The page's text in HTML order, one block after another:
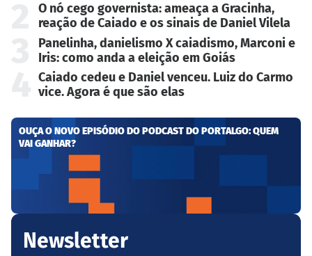
O nó cego governista: ameaça a Gracinha,
reação de Caiado e os sinais de Daniel Vilela
Panelinha, danielismo X caiadismo, Marconi e
Iris: como anda a eleição em Goiás
Caiado cedeu e Daniel venceu. Luiz do Carmo
vice. Agora é que são elas
OUÇA O NOVO EPISÓDIO DO PODCAST DO PORTALGO: QUEM
VAI GANHAR?
Newsletter